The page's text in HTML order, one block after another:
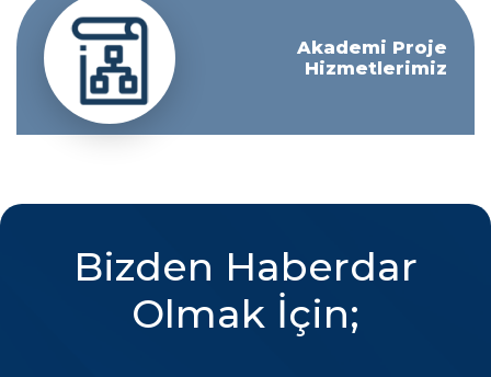
Akademi Proje
Hizmetlerimiz
Bizden Haberdar
Olmak İçin;